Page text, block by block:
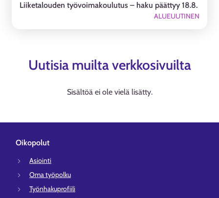
Liiketalouden työvoimakoulutus – haku päättyy 18.8.
ALUEUUTINEN
Uutisia muilta verkkosivuilta
Sisältöä ei ole vielä lisätty.
Oikopolut
Asiointi
Oma työpolku
Työnhakuprofiili